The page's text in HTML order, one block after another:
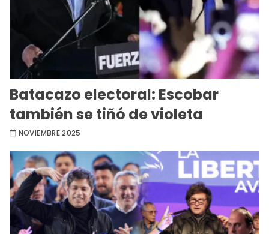
Batacazo electoral: Escobar
también se tiñó de violeta
NOVIEMBRE 2025